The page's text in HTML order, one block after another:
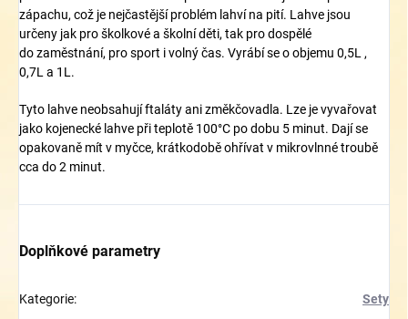
zápachu, což je nejčastější problém lahví na pití. Lahve jsou
určeny jak pro školkové a školní děti, tak pro dospělé
do zaměstnání, pro sport i volný čas. Vyrábí se o objemu 0,5L ,
0,7L a 1L.
Tyto lahve neobsahují ftaláty ani změkčovadla. Lze je vyvařovat
jako kojenecké lahve při teplotě 100°C po dobu 5 minut. Dají se
opakovaně mít v myčce, krátkodobě ohřívat v mikrovlnné troubě
cca do 2 minut.
Doplňkové parametry
Kategorie: Sety